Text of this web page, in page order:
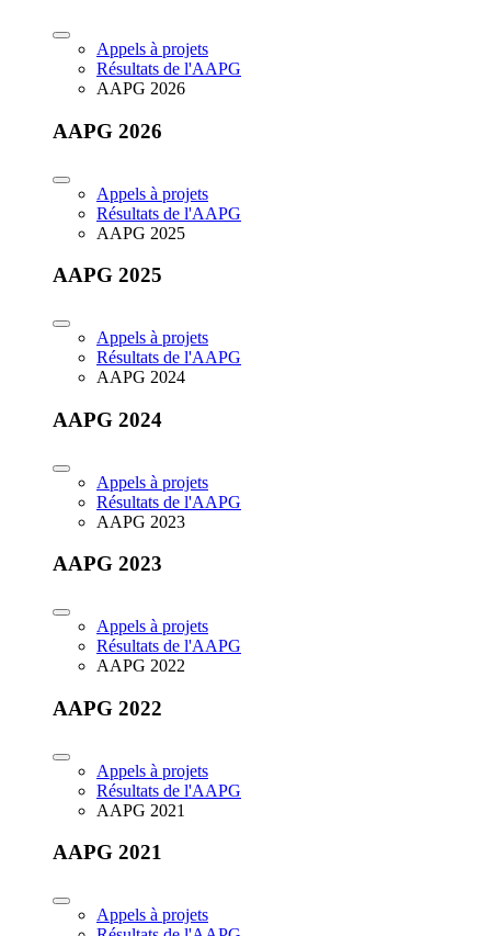
Appels à projets
Résultats de l'AAPG
AAPG 2026
AAPG 2026
Appels à projets
Résultats de l'AAPG
AAPG 2025
AAPG 2025
Appels à projets
Résultats de l'AAPG
AAPG 2024
AAPG 2024
Appels à projets
Résultats de l'AAPG
AAPG 2023
AAPG 2023
Appels à projets
Résultats de l'AAPG
AAPG 2022
AAPG 2022
Appels à projets
Résultats de l'AAPG
AAPG 2021
AAPG 2021
Appels à projets